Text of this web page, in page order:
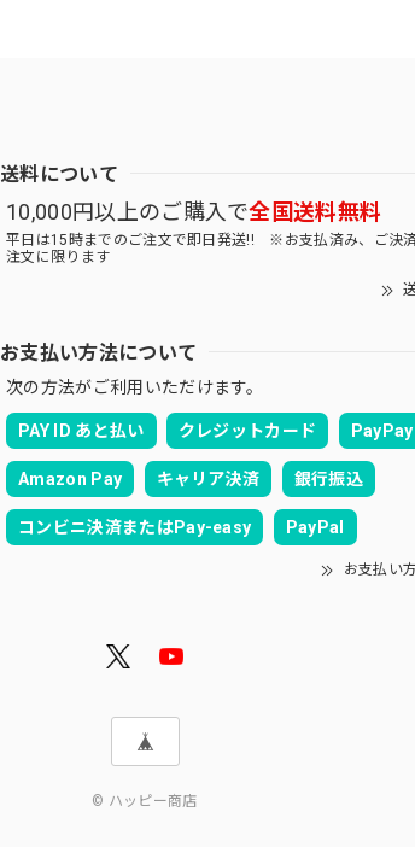
送料について
10,000円以上のご購入で全国送料無料
平日は15時までのご注文で即日発送!! ※お支払済み、ご決
注文に限ります
お支払い方法について
次の方法がご利用いただけます。
PAY ID あと払い クレジットカード PayPay
Amazon Pay キャリア決済 銀行振込
コンビニ決済またはPay-easy PayPal
お支払い
© ハッピー商店